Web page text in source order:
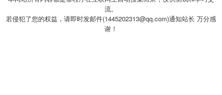
流。
若侵犯了您的权益，请即时发邮件(1445202313@qq.com)通知站长 万分感
谢！